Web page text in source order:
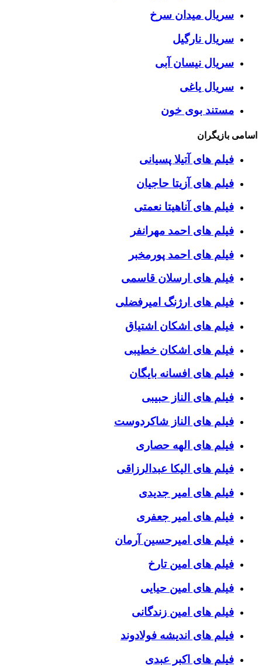
سریال میدان سرخ
سریال نارگیل
سریال نیسان آبی
سریال یاغی
مستند بوی خون
اسامی بازیگران
فیلم های آتیلا پسیانی
فیلم های آزیتا حاجیان
فیلم های آناهیتا نعمتی
فیلم های احمد مهرانفر
فیلم های احمد پورمخبر
فیلم های ارسلان قاسمی
فیلم های ارژنگ امیرفضلی
فیلم های اشکان اشتیاق
فیلم های اشکان خطیبی
فیلم های افسانه بایگان
فیلم های الناز حبیبی
فیلم های الناز شاکردوست
فیلم های الهه حصاری
فیلم های الیکا عبدالرزاقی
فیلم های امیر جدیدی
فیلم های امیر جعفری
فیلم های امیرحسین آرمان
فیلم های امین تارخ
فیلم های امین حیایی
فیلم های امین زندگانی
فیلم های اندیشه فولادوند
فیلم های اکبر عبدی